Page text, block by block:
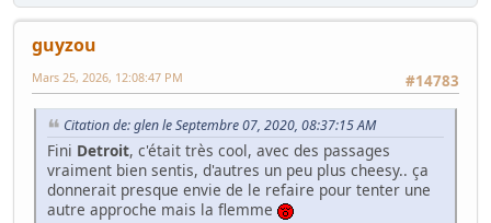
guyzou
#14783
Mars 25, 2026, 12:08:47 PM
Citation de: glen le Septembre 07, 2020, 08:37:15 AM
Fini Detroit, c'était très cool, avec des passages
vraiment bien sentis, d'autres un peu plus cheesy.. ça
donnerait presque envie de le refaire pour tenter une
autre approche mais la flemme